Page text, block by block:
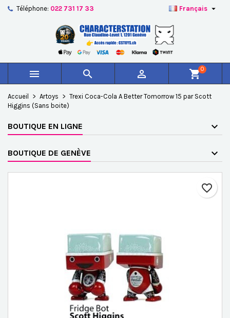
Téléphone: 022 731 17 33 Français 
   shopping_cart0
Accueil Artoys
Trexi Coca-Cola A Better Tomorrow 15 par Scott
Higgins (Sans boite)
BOUTIQUE EN LIGNE
BOUTIQUE DE GENÈVE
favorite_border
Créer une nouvelle liste
Nom de la liste d'envies
Annuler Créer une liste d'envies
Vous devez être connecté pour ajouter des produits à
votre liste d'envies.